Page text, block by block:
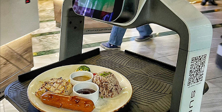
Orionstar Robot
หุ่นยนต์เสิร์ฟอาหาร